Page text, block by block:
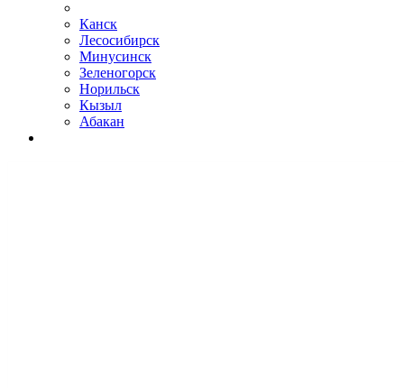
Канск
Лесосибирск
Минусинск
Зеленогорск
Норильск
Кызыл
Абакан